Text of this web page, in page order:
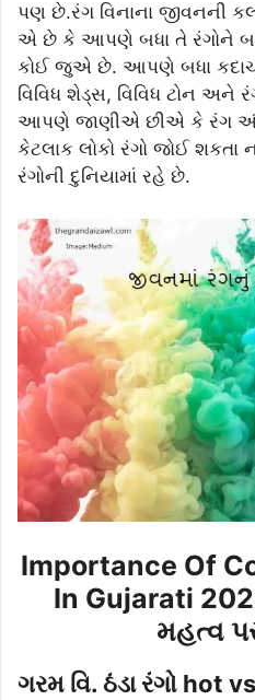
પણ છે.રંગ વિનાના જીવનની
એ છે કે આપણે બધા તે રંગોને
કોઈ જુએ છે. આપણે બધા કદાચ
વિવિધ શેડ્સ, વિવિધ ટોન
આપણે જાણીએ છીએ કે રંગ
કેટલાક લોકો રંગો જોઈ
રંગોની દુનિયામાં રહે છે.
Importance Of
In Gujarati
મહત્વ
ગરમ વિ. ઠંડા રંગો hot